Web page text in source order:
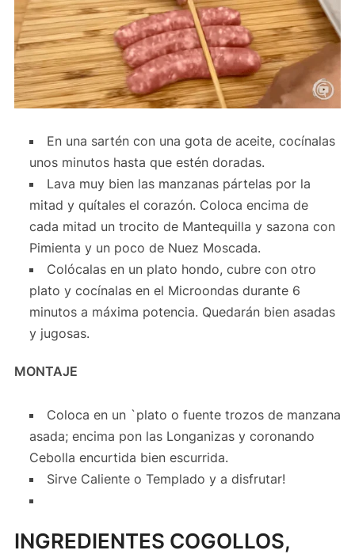
En una sartén con una gota de aceite, cocínalas
unos minutos hasta que estén doradas.
Lava muy bien las manzanas pártelas por la
mitad y quítales el corazón. Coloca encima de
cada mitad un trocito de Mantequilla y sazona con
Pimienta y un poco de Nuez Moscada.
Colócalas en un plato hondo, cubre con otro
plato y cocínalas en el Microondas durante 6
minutos a máxima potencia. Quedarán bien asadas
y jugosas.
MONTAJE
Coloca en un `plato o fuente trozos de manzana
asada; encima pon las Longanizas y coronando
Cebolla encurtida bien escurrida.
Sirve Caliente o Templado y a disfrutar!
INGREDIENTES COGOLLOS,